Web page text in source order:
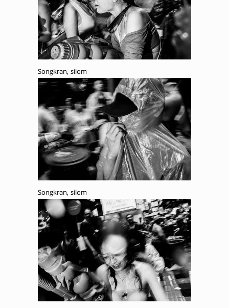
Songkran, silom
Songkran, silom